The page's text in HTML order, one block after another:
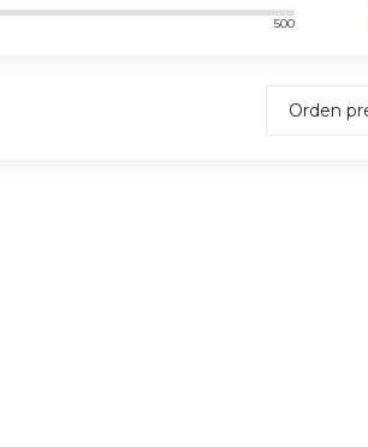
500
Orden